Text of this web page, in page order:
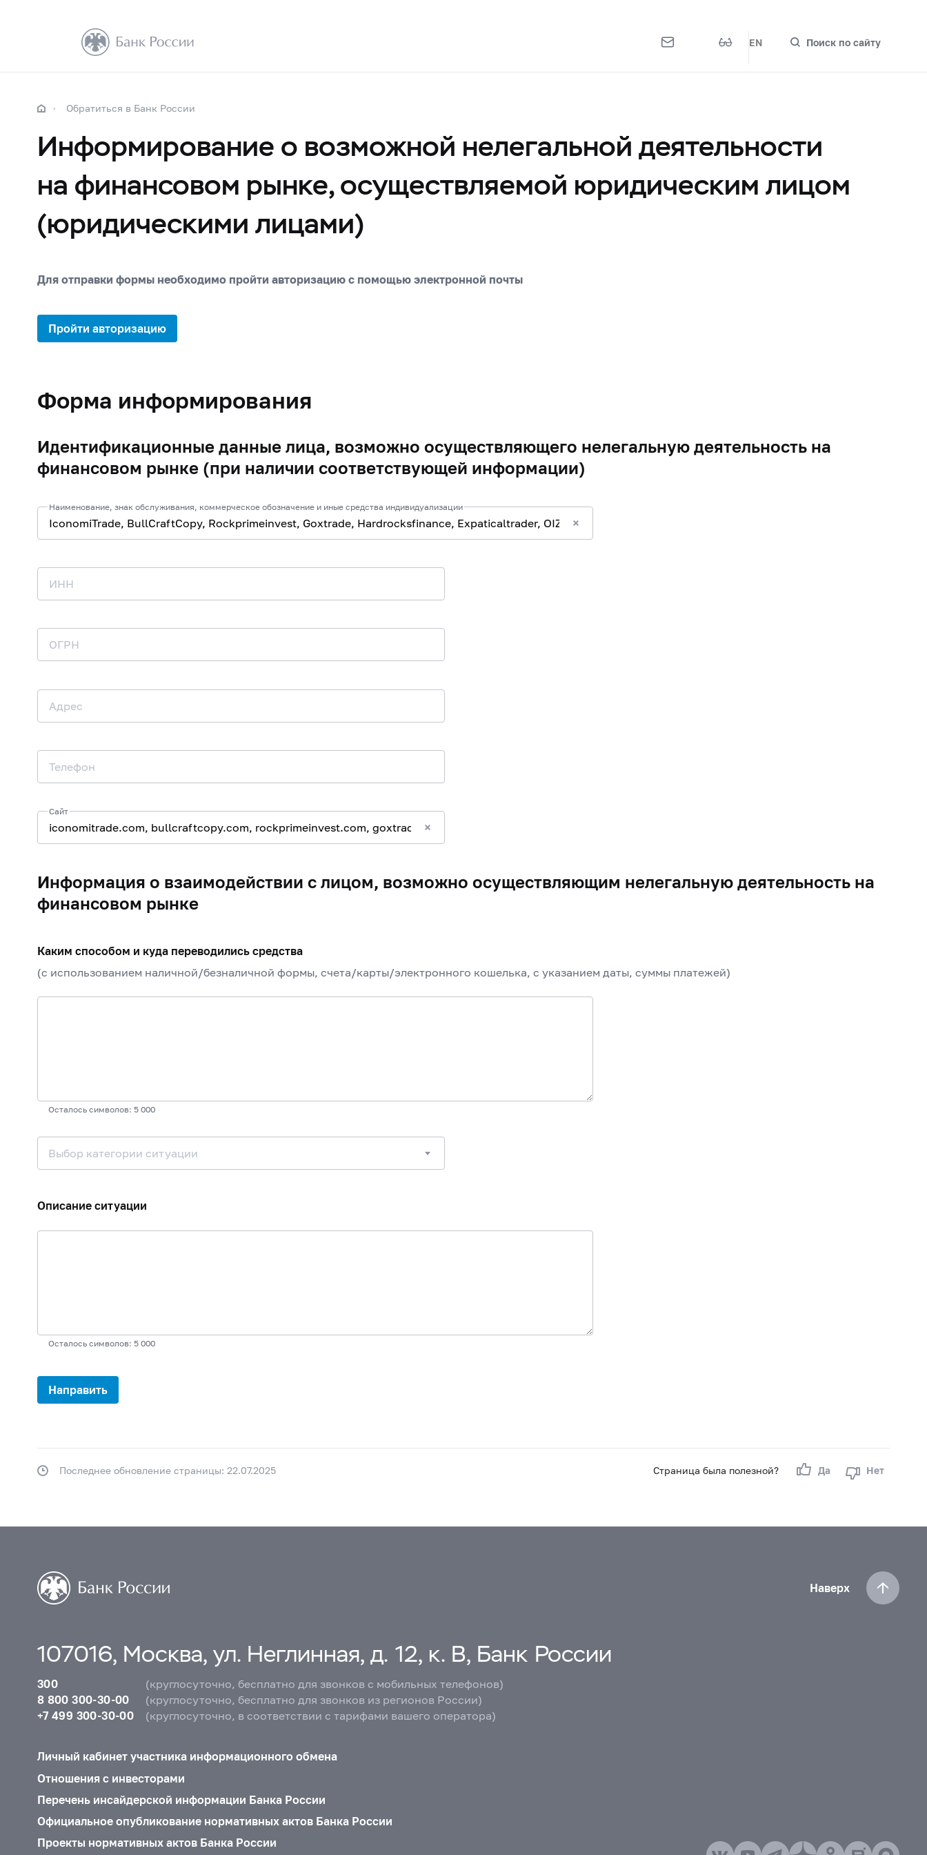
EN Поиск по сайту
Обратиться в Банк России
Информирование о возможной нелегальной деятельности
на финансовом рынке, осуществляемой юридическим лицом
(юридическими лицами)
Для отправки формы необходимо пройти авторизацию с помощью электронной почты
Пройти авторизацию
Форма информирования
Идентификационные данные лица, возможно осуществляющего нелегальную деятельность на
финансовом рынке (при наличии соответствующей информации)
Наименование, знак обслуживания, коммерческое обозначение и иные средства индивидуализации
ИНН
ОГРН
Адрес
Телефон
Сайт
Информация о взаимодействии с лицом, возможно осуществляющим нелегальную деятельность на
финансовом рынке
Каким способом и куда переводились средства
(с использованием наличной/безналичной формы, счета/карты/электронного кошелька, с указанием даты, суммы платежей)
Осталось символов: 5 000
Выбор категории ситуации
Описание ситуации
Осталось символов: 5 000
Страница была полезной? Да Нет
Последнее обновление страницы: 22.07.2025
Наверх
107016, Москва, ул. Неглинная, д. 12, к. В, Банк России
300
(круглосуточно, бесплатно для звонков с мобильных телефонов)
8 800 300-30-00
(круглосуточно, бесплатно для звонков из регионов России)
+7 499 300-30-00
(круглосуточно, в соответствии с тарифами вашего оператора)
Личный кабинет участника информационного обмена
Отношения с инвесторами
Перечень инсайдерской информации Банка России
Официальное опубликование нормативных актов Банка России
Проекты нормативных актов Банка России